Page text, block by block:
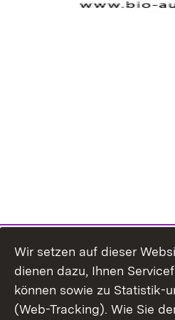
Wir setzen auf dieser
dienen dazu, Ihnen
können sowie zu Statistik-
(Web-Tracking). Wie Sie